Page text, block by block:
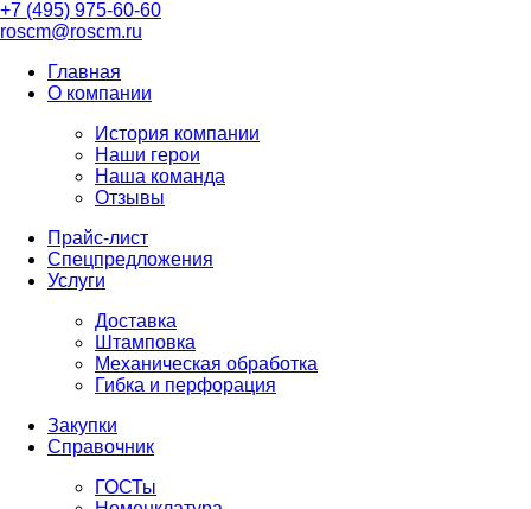
+7 (495) 975-60-60
roscm@roscm.ru
Главная
О компании
История компании
Наши герои
Наша команда
Отзывы
Прайс-лист
Спецпредложения
Услуги
Доставка
Штамповка
Механическая обработка
Гибка и перфорация
Закупки
Справочник
ГОСТы